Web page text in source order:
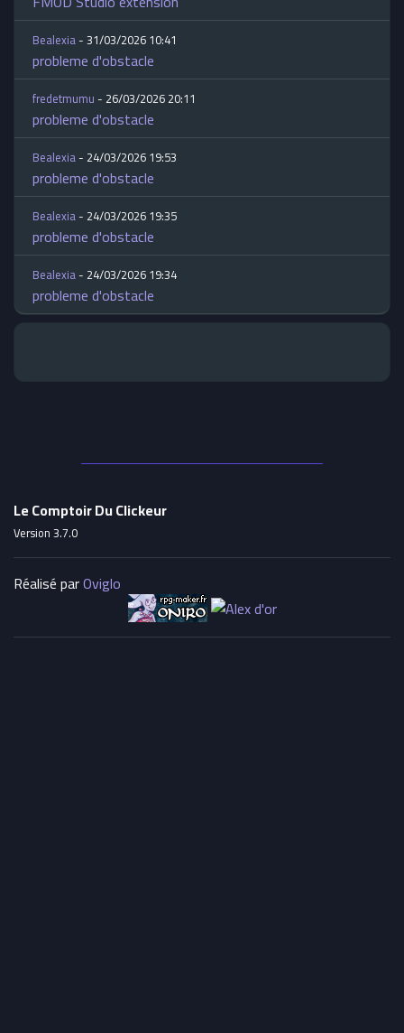
Bealexia- 31/03/2026 10:41
probleme d'obstacle
fredetmumu- 26/03/2026 20:11
probleme d'obstacle
Bealexia- 24/03/2026 19:53
probleme d'obstacle
Bealexia- 24/03/2026 19:35
probleme d'obstacle
Bealexia- 24/03/2026 19:34
probleme d'obstacle
Le Comptoir Du Clickeur
Version 3.7.0
Réalisé parOviglo